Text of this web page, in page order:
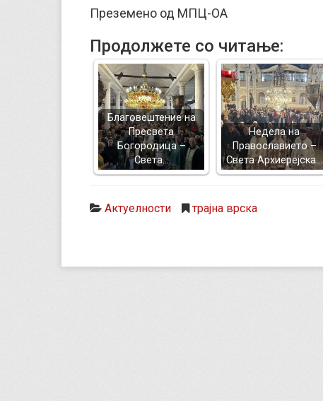
Преземено од МПЦ-OA
Продолжете со читање:
Благовештение на
Пресвета
Богородица –
Света…
Недела на
Православието –
Света Архиерејска…
Актуелности трајна врска